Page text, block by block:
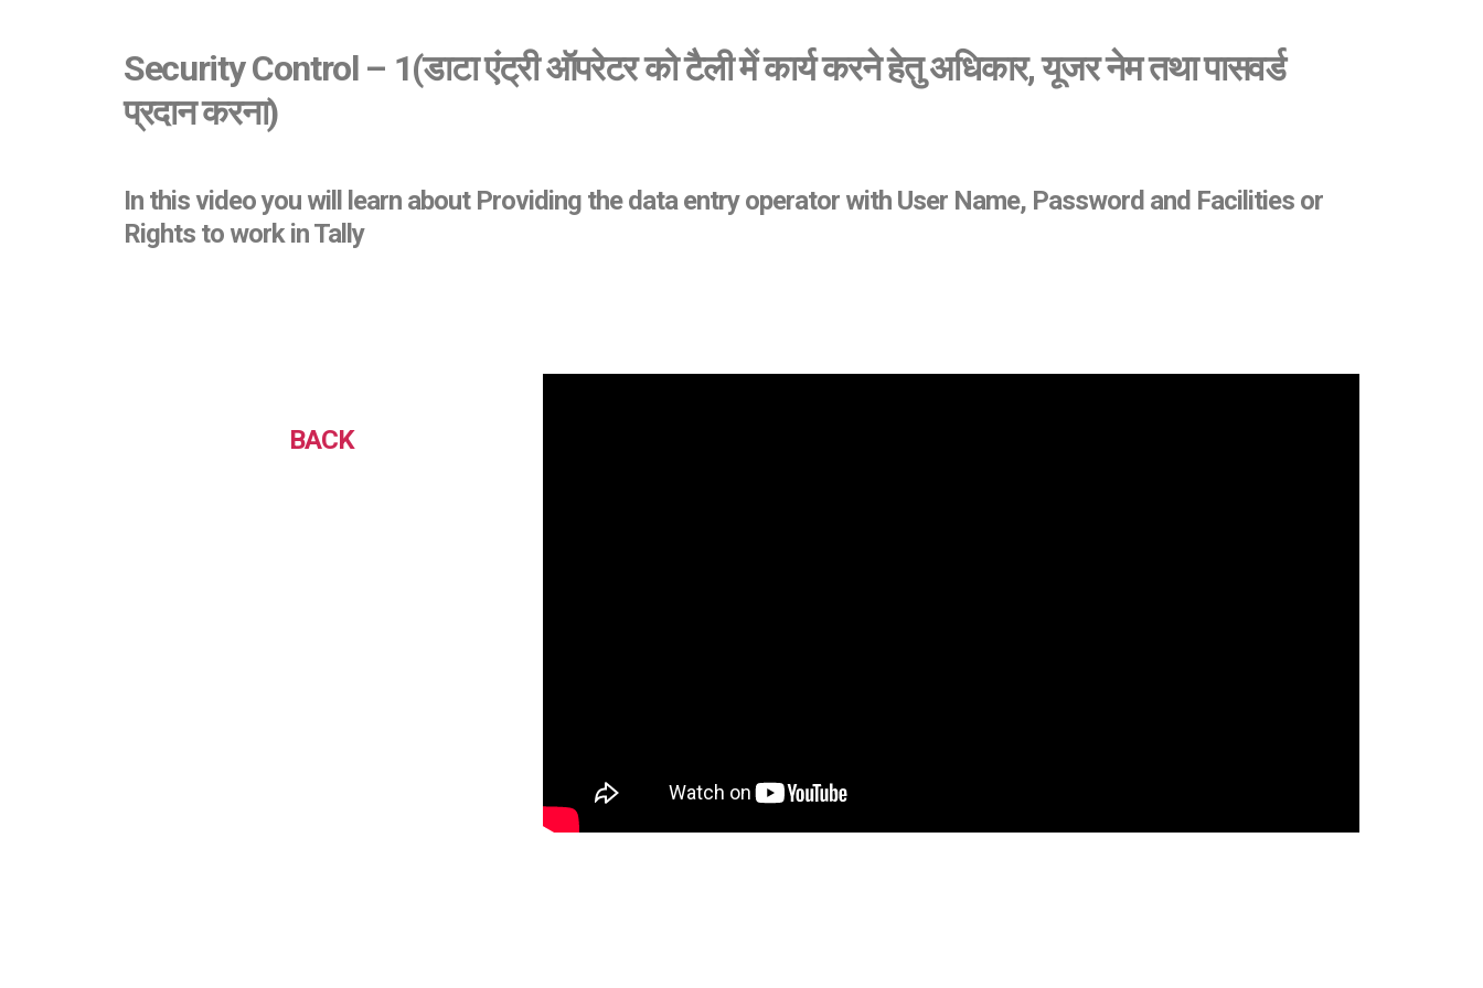
Security Control – 1(डाटा एंट्री ऑपरेटर को टैली में कार्य करने हेतु अधिकार, यूजर नेम तथा पासवर्ड
प्रदान करना)
In this video you will learn about Providing the data entry operator with User Name, Password and Facilities or
Rights to work in Tally
BACK